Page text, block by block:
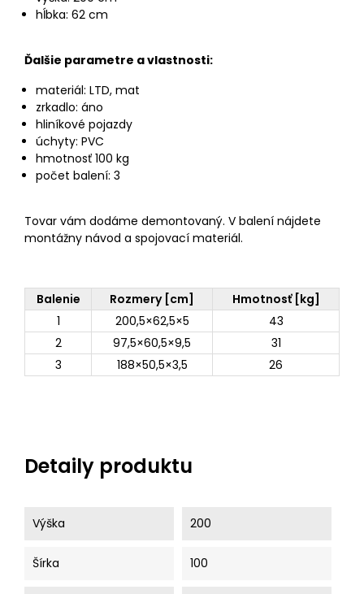
hĺbka: 62 cm
Ďalšie parametre a vlastnosti:
materiál: LTD, mat
zrkadlo: áno
hliníkové pojazdy
úchyty: PVC
hmotnosť 100 kg
počet balení: 3
Tovar vám dodáme demontovaný. V balení nájdete
montážny návod a spojovací materiál.
Balenie Rozmery [cm]
Hmotnosť [kg]
1
200,5×62,5×5
43
2
97,5×60,5×9,5
31
3
188×50,5×3,5 26
Detaily produktu
Výška 200
Šírka 100